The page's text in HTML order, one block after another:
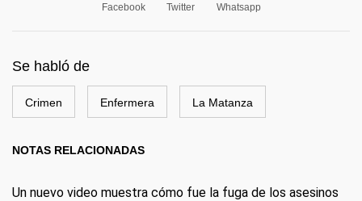
Facebook Twitter Whatsapp
Se habló de
Crimen Enfermera La Matanza
NOTAS RELACIONADAS
Un nuevo video muestra cómo fue la fuga de los asesinos